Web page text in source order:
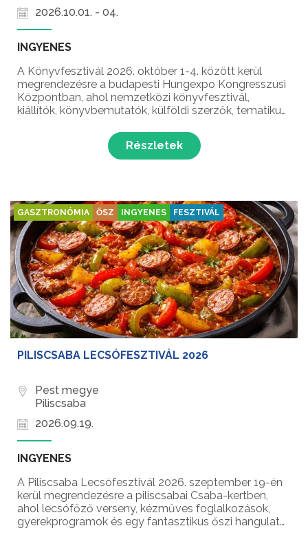
2026.10.01. - 04.
INGYENES
A Könyvfesztivál 2026. október 1-4. között kerül
megrendezésre a budapesti Hungexpo Kongresszusi
Központban, ahol nemzetközi könyvfesztivál,
kiállítók, könyvbemutatók, külföldi szerzők, tematikus
még sok meglepetés várja a könyvek rajongóit
Részletek
GASZTRONÓMIA ŐSZ INGYENES FESZTIVÁL
PILISCSABA LECSÓFESZTIVÁL 2026
Pest megye
Piliscsaba
2026.09.19.
INGYENES
A Piliscsaba Lecsófesztivál 2026. szeptember 19-én
kerül megrendezésre a piliscsabai Csaba-kertben,
ahol lecsófőző verseny, kézműves foglalkozások,
gyerekprogramok és egy fantasztikus őszi hangulat